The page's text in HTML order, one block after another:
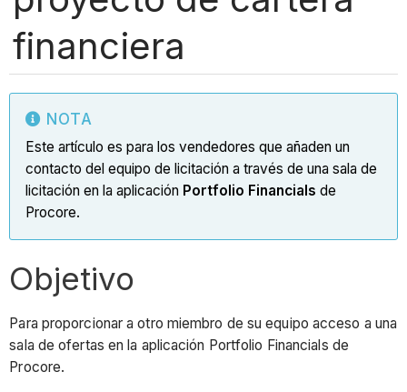
financiera
NOTA
Este artículo es para los vendedores que añaden un
contacto del equipo de licitación a través de una sala de
licitación en la aplicación Portfolio Financials de
Procore.
Objetivo
Para proporcionar a otro miembro de su equipo acceso a una
sala de ofertas en la aplicación Portfolio Financials de
Procore.